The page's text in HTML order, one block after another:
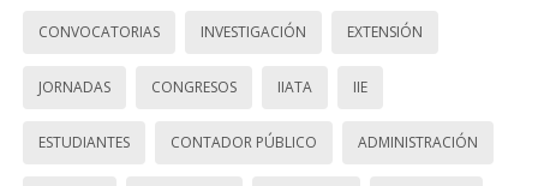
CONVOCATORIAS INVESTIGACIÓN EXTENSIÓN
JORNADAS CONGRESOS IIATA IIE
ESTUDIANTES CONTADOR PÚBLICO ADMINISTRACIÓN